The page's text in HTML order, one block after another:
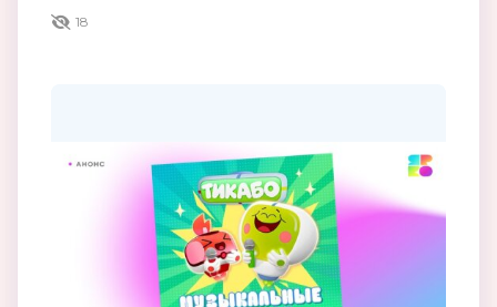
18